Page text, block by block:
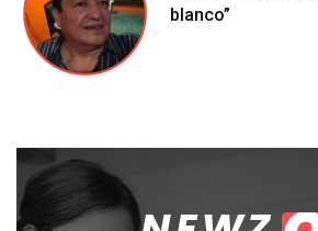
blanco”